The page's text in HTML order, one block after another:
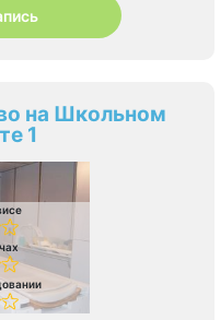
на Школьном
1